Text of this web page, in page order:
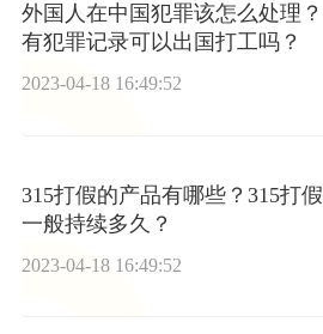
外国人在中国犯罪该怎么处理？
有犯罪记录可以出国打工吗？
2023-04-18 16:49:52
315打假的产品有哪些？315打假
一般持续多久？
2023-04-18 16:49:52